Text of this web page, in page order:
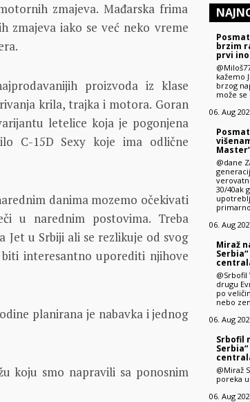
zmajeva. Mađarska frima
zmajeva iako se već neko vreme
proizvoda iz klase
krila, trajka i motora. Goran
letelice koja je pogonjena
C-15D Sexy koje ima odlične
danima mozemo očekivati
u narednim postovima. Treba
u Srbiji ali se rezlikuje od svog
interesantno uporediti njihove
planirana je nabavka i jednog
koju smo napravili sa ponosnim
brzim
prvi
kažemo
brzog
može se
06. Aug
@dane
30/40ak
06. Aug
Miraž
drugu
po
nebo
06. Aug
Srbofil
@Miraž
poreka
06. Aug